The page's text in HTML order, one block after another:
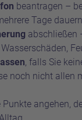
beantragen –
Tage
abschließen
, falls Sie
noch nicht allen
Punkte angehen,